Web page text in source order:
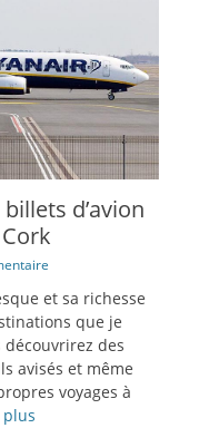
d’avion
et sa richesse
que je
des
avisés et même
voyages à
plus